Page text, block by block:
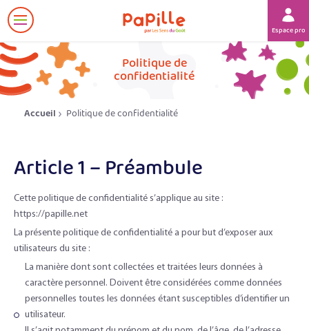
Afficher
le
Espace
Politique de
confidentialité
Accueil Politique de confidentialité
Article 1 – Préambule
Cette politique de confidentialité s’applique au site :
https://papille.net
La présente politique de confidentialité a pour but d’exposer aux
utilisateurs du site :
La manière dont sont collectées et traitées leurs données à
caractère personnel. Doivent être considérées comme données
personnelles toutes les données étant susceptibles d’identifier un
utilisateur.